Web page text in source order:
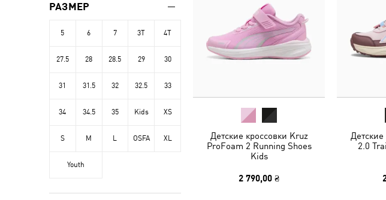
Детские кроссовки Kruz
ProFoam 2 Running Shoes
Kids
2 790,00 ₴
Детские
2.0
РАЗМЕР
5 6 7 3T 4T
27.5 28 28.5 29 30
31 31.5 32 32.5 33
34 34.5 35 Kids XS
S M L OSFA XL
Youth